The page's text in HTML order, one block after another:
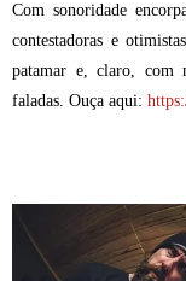
Com sonoridade
contestadoras e
patamar e, claro, com
faladas. Ouça aqui: